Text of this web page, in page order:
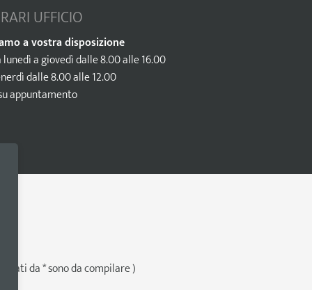
UFFICIO
a vostra disposizione
lunedì a giovedì dalle 8.00 alle 16.00
dalle 8.00 alle 12.00
appuntamento
da * sono da compilare )